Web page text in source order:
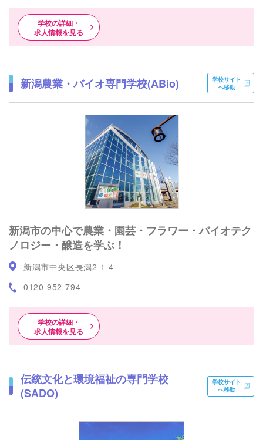
学校の詳細・
求人情報を見る
新潟農業・バイオ専門学校(ABio)
学校サイト
へ移動
新潟市の中心で農業・園芸・フラワー・バイオテク
ノロジー・醸造を学ぶ！
新潟市中央区長潟2-1-4
0120-952-794
学校の詳細・
求人情報を見る
伝統文化と環境福祉の専門学校
(SADO)
学校サイト
へ移動